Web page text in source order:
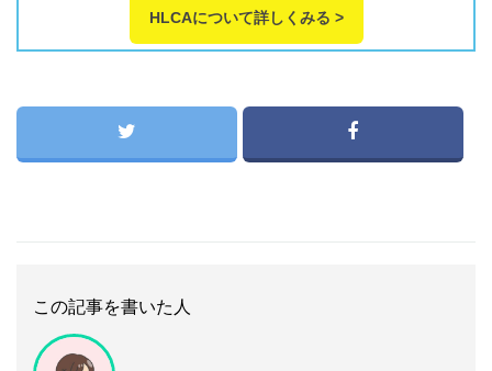
HLCAについて詳しくみる >
この記事を書いた人